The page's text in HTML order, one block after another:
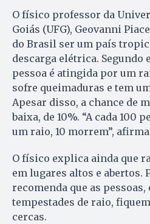
O físico professor da
Goiás (UFG), Geovanni
do Brasil ser um país
descarga elétrica. Segundo
pessoa é atingida por um
sofre queimaduras e tem
Apesar disso, a chance de
baixa, de 10%. “A cada 100
um raio, 10 morrem”,
O físico explica ainda que
em lugares altos e abertos.
recomenda que as pessoas,
tempestades de raio,
cercas.